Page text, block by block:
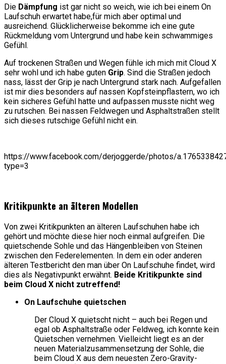
Die Dämpfung ist gar nicht so weich, wie ich bei einem On
Laufschuh erwartet habe,für mich aber optimal und
ausreichend. Glücklicherweise bekomme ich eine gute
Rückmeldung vom Untergrund und habe kein schwammiges
Gefühl.
Auf trockenen Straßen und Wegen fühle ich mich mit Cloud X
sehr wohl und ich habe guten Grip. Sind die Straßen jedoch
nass, lässt der Grip je nach Untergrund stark nach. Aufgefallen
ist mir dies besonders auf nassen Kopfsteinpflastern, wo ich
kein sicheres Gefühl hatte und aufpassen musste nicht weg
zu rutschen. Bei nassen Feldwegen und Asphaltstraßen stellt
sich dieses rutschige Gefühl nicht ein.
https://www.facebook.com/derjoggerde/photos/
type=3
Kritikpunkte an älteren Modellen
Von zwei Kritikpunkten an älteren Laufschuhen habe ich
gehört und möchte diese hier noch einmal aufgreifen. Die
quietschende Sohle und das Hängenbleiben von Steinen
zwischen den Federelementen. In dem ein oder anderen
älteren Testbericht den man über On Laufschuhe findet, wird
dies als Negativpunkt erwähnt. Beide Kritikpunkte sind
beim Cloud X nicht zutreffend!
On Laufschuhe quietschen
Der Cloud X quietscht nicht – auch bei Regen und
egal ob Asphaltstraße oder Feldweg, ich konnte kein
Quietschen vernehmen. Vielleicht liegt es an der
neuen Materialzusammensetzung der Sohle, die
beim Cloud X aus dem neuesten Zero-Gravity-